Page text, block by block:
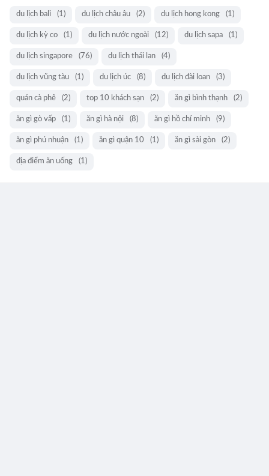
du lịch bali (1) du lịch châu âu (2) du lịch hong kong (1)
du lịch kỳ co (1) du lịch nước ngoài (12) du lịch sapa (1)
du lịch singapore (76) du lịch thái lan (4)
du lịch vũng tàu (1) du lịch úc (8) du lịch đài loan (3)
quán cà phê (2) top 10 khách sạn (2) ăn gì bình thạnh (2)
ăn gì gò vấp (1) ăn gì hà nội (8) ăn gì hồ chí minh (9)
ăn gì phú nhuận (1) ăn gì quận 10 (1) ăn gì sài gòn (2)
địa điểm ăn uống (1)